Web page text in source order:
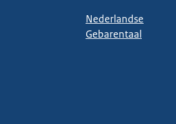
Nederlandse
Gebarentaal